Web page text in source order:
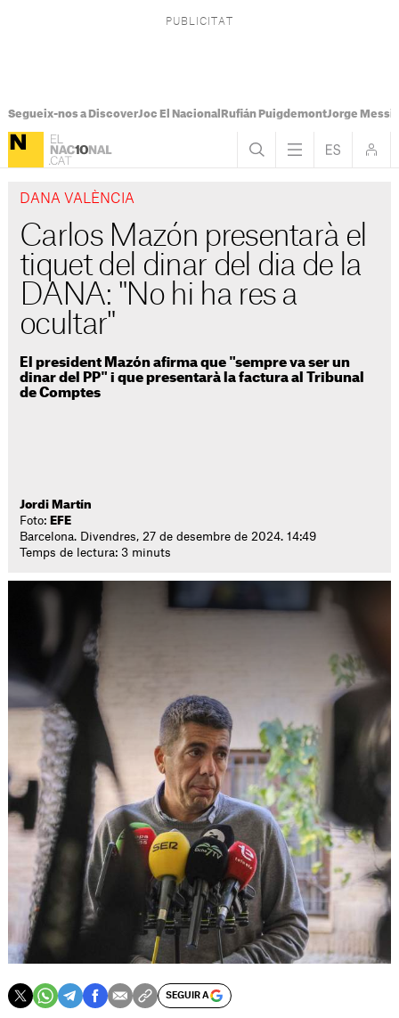
Segueix-nos a DiscoverJoc El Nacional Rufián PuigdemontJorge Messi
DANA VALÈNCIA
Carlos Mazón presentarà el
tiquet del dinar del dia de la
DANA: "No hi ha res a
ocultar"
El president Mazón afirma que "sempre va ser un
dinar del PP" i que presentarà la factura al Tribunal
de Comptes
Jordi Martín
Foto: EFE
Barcelona. Divendres, 27 de desembre de 2024. 14:49
Temps de lectura: 3 minuts
SEGUIR A